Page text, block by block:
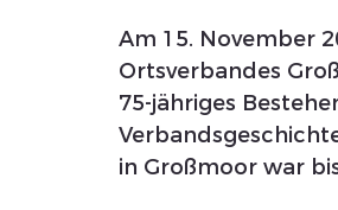
Am 15. November
Ortsverbandes
75-jähriges
in Großmoor war